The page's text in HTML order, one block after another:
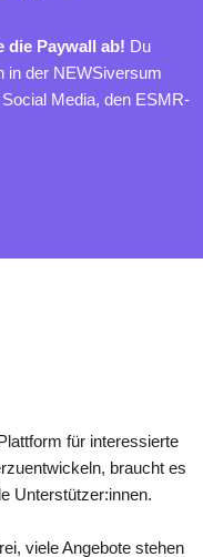
die Paywall ab! Du
in der NEWSiversum
Media, den ESMR-
für interessierte
braucht es
Unterstützer:innen.
viele Angebote stehen